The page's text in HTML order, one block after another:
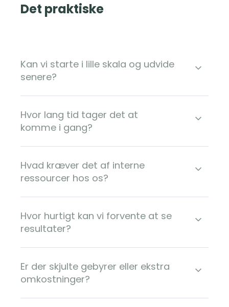
Det praktiske
Kan vi starte i lille skala og udvide
senere?
Hvor lang tid tager det at
komme i gang?
Hvad kræver det af interne
ressourcer hos os?
Hvor hurtigt kan vi forvente at se
resultater?
Er der skjulte gebyrer eller ekstra
omkostninger?